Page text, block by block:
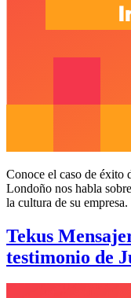
Conoce el caso de éxito
Londoño nos habla
la cultura de su empresa.
Tekus
testimonio de